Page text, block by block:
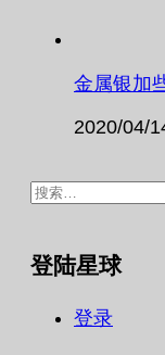
金属银加
2020/04/
搜
登陆星球
登录